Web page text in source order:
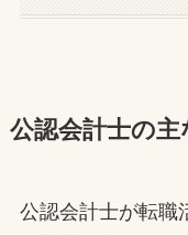
公認会計士の
公認会計士が転職